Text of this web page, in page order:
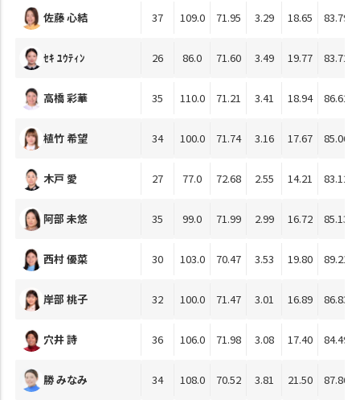
佐藤 心結 37 109.0 71.95 3.29 18.65 83.79
ｾｷ ﾕｳﾃｨﾝ 26 86.0 71.60 3.49 19.77 83.72
高橋 彩華 35 110.0 71.21 3.41 18.94 86.62
植竹 希望 34 100.0 71.74 3.16 17.67 85.06
木戸 愛 27 77.0 72.68 2.55 14.21 83.12
阿部 未悠 35 99.0 71.99 2.99 16.72 85.13
西村 優菜 30 103.0 70.47 3.53 19.80 89.21
岸部 桃子 32 100.0 71.47 3.01 16.89 86.83
穴井 詩 36 106.0 71.98 3.08 17.40 84.49
勝 みなみ 34 108.0 70.52 3.81 21.50 87.86